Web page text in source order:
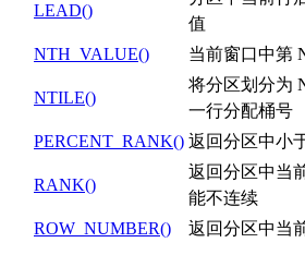
LEAD()
值
NTH_VALUE()
当前窗口中第
NTILE()
将分区划分为
一行分配桶号
PERCENT_RANK() 返回分区中小
RANK()
返回分区中当
能不连续
ROW_NUMBER()
返回分区中当